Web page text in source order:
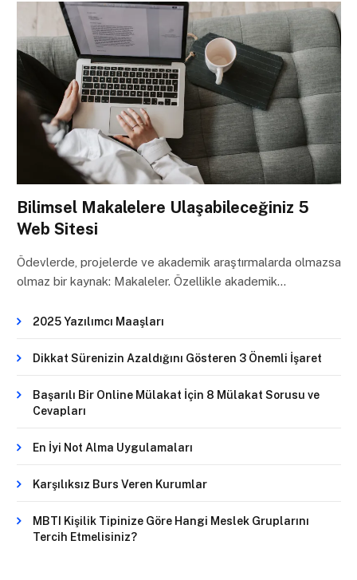
Bilimsel Makalelere Ulaşabileceğiniz 5
Web Sitesi
Ödevlerde, projelerde ve akademik araştırmalarda olmazsa
olmaz bir kaynak: Makaleler. Özellikle akademik…
2025 Yazılımcı Maaşları
Dikkat Sürenizin Azaldığını Gösteren 3 Önemli İşaret
Başarılı Bir Online Mülakat İçin 8 Mülakat Sorusu ve
Cevapları
En İyi Not Alma Uygulamaları
Karşılıksız Burs Veren Kurumlar
MBTI Kişilik Tipinize Göre Hangi Meslek Gruplarını
Tercih Etmelisiniz?